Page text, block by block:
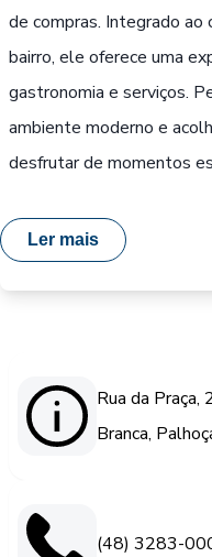
de compras. Integrado ao
bairro, ele oferece uma
gastronomia e serviços.
ambiente moderno e
desfrutar de momentos
Ler mais
Rua da Praça,
Branca,
(48) 3283-